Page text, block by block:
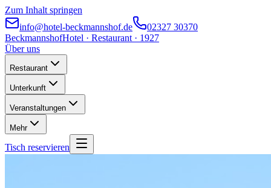
Zum Inhalt springen
info@hotel-beckmannshof.de
02327 30370
BeckmannshofHotel · Restaurant · 1927
Über uns
Restaurant
Unterkunft
Veranstaltungen
Mehr
Tisch reservieren